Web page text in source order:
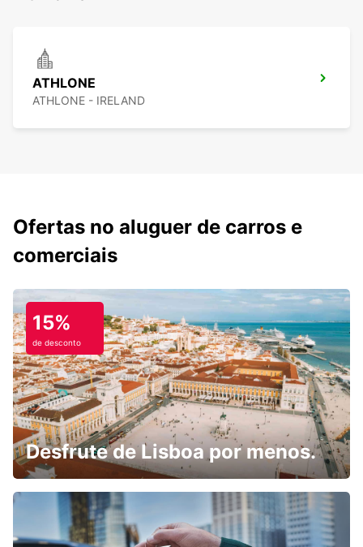
ATHLONE
ATHLONE - IRELAND
Ofertas no aluguer de carros e
comerciais
15%
de desconto
Desfrute de Lisboa por menos.